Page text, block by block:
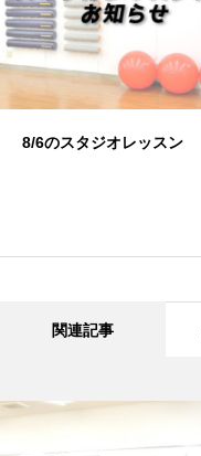
8/6のスタジオレッスン
関連記事